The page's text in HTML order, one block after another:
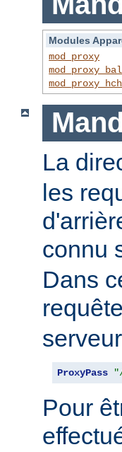
Modules
mod_proxy
La
les
connu
Dans
ProxyPass
Pour